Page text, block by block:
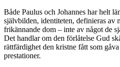
Både Paulus och Johannes har helt
självbilden, identiteten, definieras av
frikännande dom – inte av något de
Det handlar om den förlåtelse Gud
rättfärdighet den kristne fått som
prestationer.